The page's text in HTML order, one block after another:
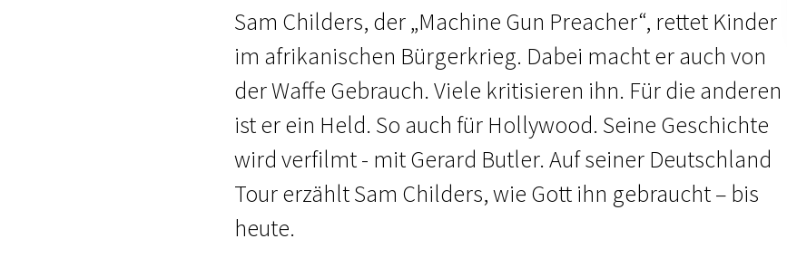
Sam Childers, der „Machine Gun Preacher“, rettet Kinder
im afrikanischen Bürgerkrieg. Dabei macht er auch von
der Waffe Gebrauch. Viele kritisieren ihn. Für die anderen
ist er ein Held. So auch für Hollywood. Seine Geschichte
wird verfilmt - mit Gerard Butler. Auf seiner Deutschland
Tour erzählt Sam Childers, wie Gott ihn gebraucht – bis
heute.